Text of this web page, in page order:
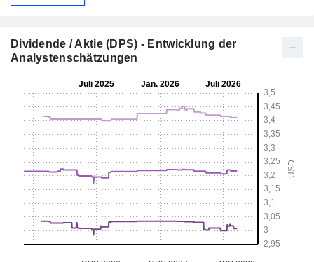
Dividende / Aktie (DPS) - Entwicklung der
Analystenschätzungen